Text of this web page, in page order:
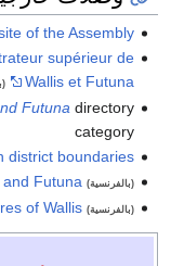
of the Assembly
supérieur de
Wallis et Futuna
Futuna directory
category
district boundaries
(بالفرنسية) Futuna
(بالفرنسية) of Wallis